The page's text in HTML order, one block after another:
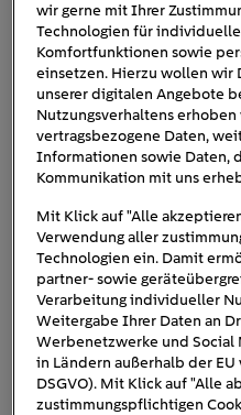
Mit 4,08 Metern Länge ist
vergleichsweise kurz. Der
unterbietet damit das
Renegade, um 16
davon gar nicht so viel.
Liter größer als beim
Stauvolumen von 380
Avenger zwar kein
großem Kofferraum, aber
Fahrrad.
wir gerne mit Ihrer
Technologien für
Komfortfunktionen sowie
einsetzen. Hierzu wollen wir
unserer digitalen Angebote
Nutzungsverhaltens
vertragsbezogene Daten,
Informationen sowie Daten,
Kommunikation mit uns
Mit Klick auf "Alle
Verwendung aller
Technologien ein. Damit
partner- sowie
Verarbeitung individueller
Weitergabe Ihrer Daten an
Werbenetzwerke und Social
in Ländern außerhalb der EU
DSGVO). Mit Klick auf "Alle
zustimmungspflichtigen